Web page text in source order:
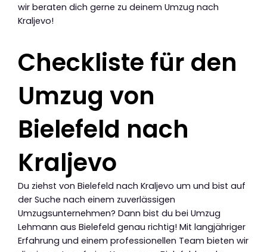
wir beraten dich gerne zu deinem Umzug nach
Kraljevo!
Checkliste für den
Umzug von
Bielefeld nach
Kraljevo
Du ziehst von Bielefeld nach Kraljevo um und bist auf
der Suche nach einem zuverlässigen
Umzugsunternehmen? Dann bist du bei Umzug
Lehmann aus Bielefeld genau richtig! Mit langjähriger
Erfahrung und einem professionellen Team bieten wir